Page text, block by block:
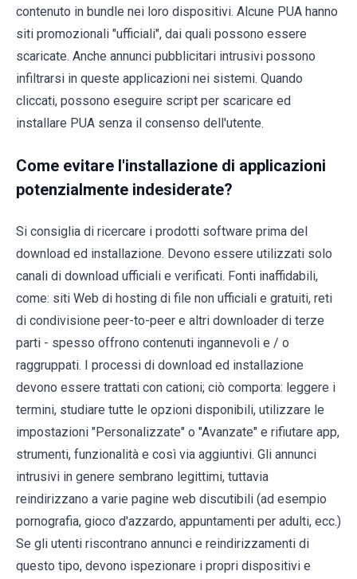
contenuto in bundle nei loro dispositivi. Alcune PUA hanno
siti promozionali "ufficiali", dai quali possono essere
scaricate. Anche annunci pubblicitari intrusivi possono
infiltrarsi in queste applicazioni nei sistemi. Quando
cliccati, possono eseguire script per scaricare ed
installare PUA senza il consenso dell'utente.
Come evitare l'installazione di applicazioni
potenzialmente indesiderate?
Si consiglia di ricercare i prodotti software prima del
download ed installazione. Devono essere utilizzati solo
canali di download ufficiali e verificati. Fonti inaffidabili,
come: siti Web di hosting di file non ufficiali e gratuiti, reti
di condivisione peer-to-peer e altri downloader di terze
parti - spesso offrono contenuti ingannevoli e / o
raggruppati. I processi di download ed installazione
devono essere trattati con cationi; ciò comporta: leggere i
termini, studiare tutte le opzioni disponibili, utilizzare le
impostazioni "Personalizzate" o "Avanzate" e rifiutare app,
strumenti, funzionalità e così via aggiuntivi. Gli annunci
intrusivi in ​​genere sembrano legittimi, tuttavia
reindirizzano a varie pagine web discutibili (ad esempio
pornografia, gioco d'azzardo, appuntamenti per adulti, ecc.)
Se gli utenti riscontrano annunci e reindirizzamenti di
questo tipo, devono ispezionare i propri dispositivi e